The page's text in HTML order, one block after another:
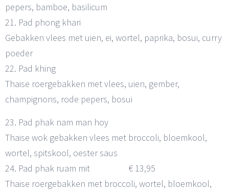
pepers, bamboe, basilicum
21. Pad phong khari
Gebakken vlees met uien, ei, wortel, paprika, bosui, curry
poeder
22. Pad khing
Thaise roergebakken met vlees, uien, gember,
champignons, rode pepers, bosui
23. Pad phak nam man hoy
Thaise wok gebakken vlees met broccoli, bloemkool,
wortel, spitskool, oester saus
24. Pad phak ruam mit € 13,95
Thaise roergebakken met broccoli, wortel, bloemkool,